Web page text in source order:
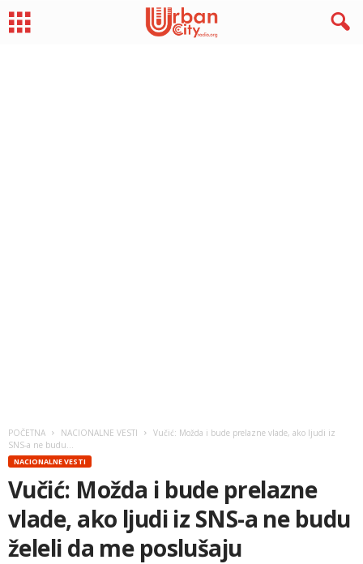
POČETNA NACIONALNE VESTI
Vučić: Možda i bude prelazne vlade, ako ljudi iz
SNS-a ne budu...
NACIONALNE VESTI
Vučić: Možda i bude prelazne
vlade, ako ljudi iz SNS-a ne budu
želeli da me poslušaju